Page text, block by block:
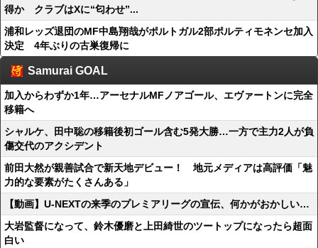
得か クラブはXに“匂わせ”...
浦和レッズ退団のMF中島翔哉がポルトガル2部ポルティモネンセ加入
決定 4年ぶりの古巣復帰に
Samurai GOAL
加入からわずか1年…アーセナルMFノアゴール、エヴァートンに完全
移籍へ
シャルケ、田中聡の移籍後初ゴール含む5発大勝…一方で主力2人が負
傷交代のアクシデント
前田大然が親善試合で新天地デビュー！ 地元メディアは高評価「魅
力的な要素がたくさんある」
【動画】U-NEXTの来季のプレミアリーグの宣伝、何かがおかしい…
大岩監督になって、鈴木優磨と上田綺世のツートップになったら超面
白い